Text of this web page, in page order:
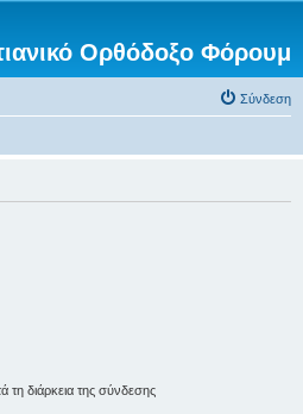
Ορθόδοξο Φόρουμ
Σύνδεση
διάρκεια της σύνδεσης